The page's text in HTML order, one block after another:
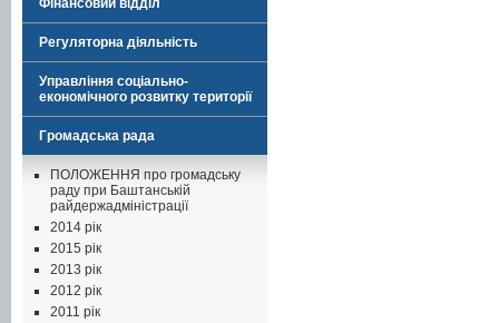
Фінансовий відділ
Регуляторна діяльність
Управління соціально-
економічного розвитку території
Громадська рада
ПОЛОЖЕННЯ про громадську
раду при Баштанській
райдержадміністрації
2014 рік
2015 рік
2013 рік
2012 рік
2011 рік